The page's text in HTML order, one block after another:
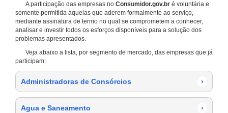
A participação das empresas no Consumidor.gov.br é voluntária e
somente permitida àquelas que aderem formalmente ao serviço,
mediante assinatura de termo no qual se comprometem a conhecer,
analisar e investir todos os esforços disponíveis para a solução dos
problemas apresentados.
Veja abaixo a lista, por segmento de mercado, das empresas que já
participam:
Administradoras de Consórcios ›
Agua e Saneamento ›